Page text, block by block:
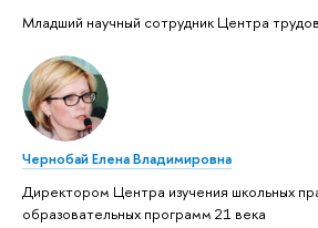
Младший научный сотрудник Центра
Чернобай Елена Владимировна
Директором Центра изучения школьных
образовательных программ 21 века